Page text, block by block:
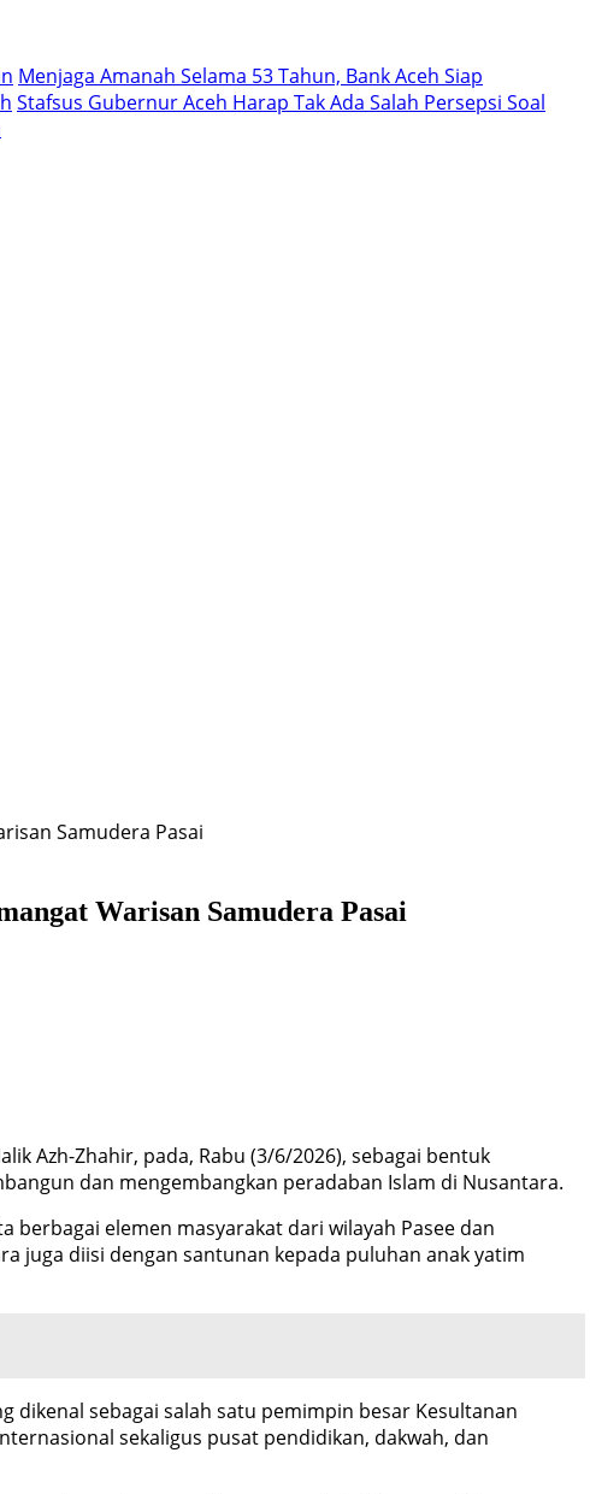
Menjaga Amanah Selama 53 Tahun, Bank Aceh Siap
Stafsus Gubernur Aceh Harap Tak Ada Salah Persepsi Soal
Samudera Pasai
Warisan Samudera Pasai
Azh-Zhahir, pada, Rabu (3/6/2026), sebagai bentuk
dan mengembangkan peradaban Islam di Nusantara.
elemen masyarakat dari wilayah Pasee dan
juga diisi dengan santunan kepada puluhan anak yatim
dikenal sebagai salah satu pemimpin besar Kesultanan
sekaligus pusat pendidikan, dakwah, dan